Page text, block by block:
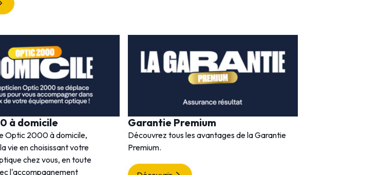
à domicile
Optic 2000 à domicile,
vie en choisissant votre
chez vous, en toute
l'accompagnement
Garantie Premium
Découvrez tous les avantages de la Garantie
Premium.